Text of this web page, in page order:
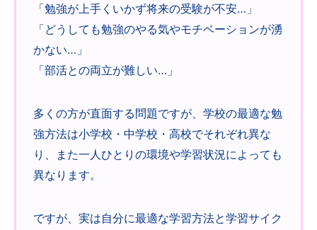
「勉強が上手くいかず将来の受験が不安…」
「どうしても勉強のやる気やモチベーションが湧
かない…」
「部活との両立が難しい…」
多くの方が直面する問題ですが、学校の最適な勉
強方法は小学校・中学校・高校でそれぞれ異な
り、また一人ひとりの環境や学習状況によっても
異なります。
ですが、実は自分に最適な学習方法と学習サイク